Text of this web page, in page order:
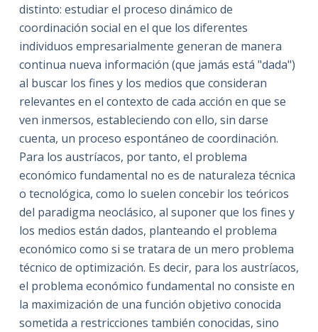
distinto: estudiar el proceso dinámico de
coordinación social en el que los diferentes
individuos empresarialmente generan de manera
continua nueva información (que jamás está "dada")
al buscar los fines y los medios que consideran
relevantes en el contexto de cada acción en que se
ven inmersos, estableciendo con ello, sin darse
cuenta, un proceso espontáneo de coordinación.
Para los austríacos, por tanto, el problema
económico fundamental no es de naturaleza técnica
o tecnológica, como lo suelen concebir los teóricos
del paradigma neoclásico, al suponer que los fines y
los medios están dados, planteando el problema
económico como si se tratara de un mero problema
técnico de optimización. Es decir, para los austríacos,
el problema económico fundamental no consiste en
la maximización de una función objetivo conocida
sometida a restricciones también conocidas, sino